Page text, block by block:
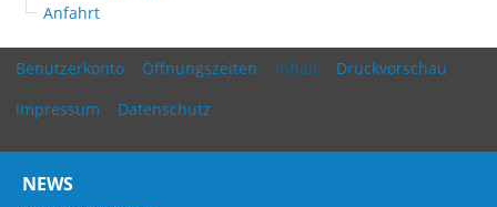
Anfahrt
Benutzerkonto Öffnungszeiten Inhalt
Druckvorschau
Impressum
Datenschutz
NEWS